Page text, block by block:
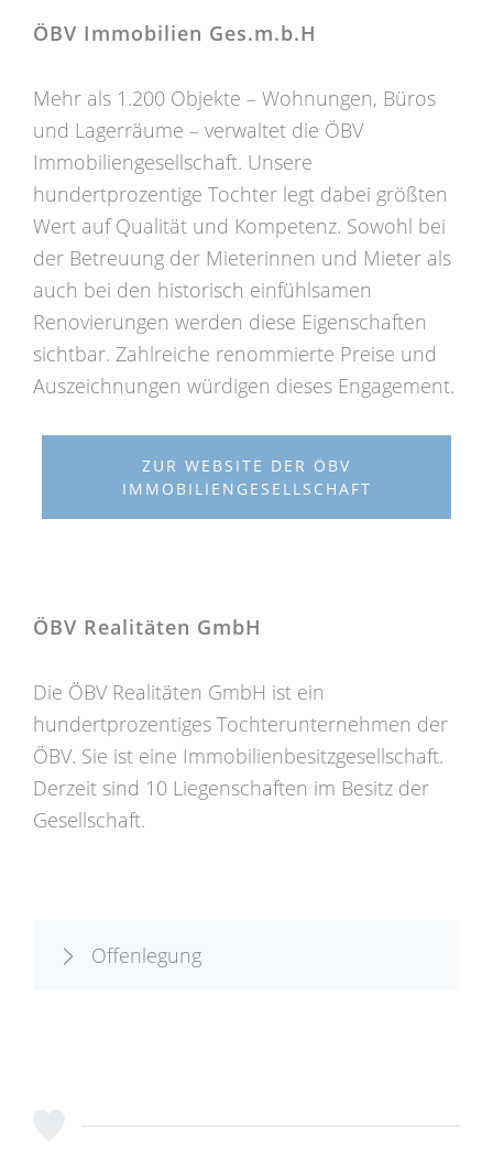
ÖBV Immobilien Ges.m.b.H
Mehr als 1.200 Objekte – Wohnungen, Büros
und Lagerräume – verwaltet die ÖBV
Immobiliengesellschaft. Unsere
hundertprozentige Tochter legt dabei größten
Wert auf Qualität und Kompetenz. Sowohl bei
der Betreuung der Mieterinnen und Mieter als
auch bei den historisch einfühlsamen
Renovierungen werden diese Eigenschaften
sichtbar. Zahlreiche renommierte Preise und
Auszeichnungen würdigen dieses Engagement.
ZUR WEBSITE DER ÖBV
IMMOBILIENGESELLSCHAFT
ÖBV Realitäten GmbH
Die ÖBV Realitäten GmbH ist ein
hundertprozentiges Tochterunternehmen der
ÖBV. Sie ist eine Immobilienbesitzgesellschaft.
Derzeit sind 10 Liegenschaften im Besitz der
Gesellschaft.
Offenlegung